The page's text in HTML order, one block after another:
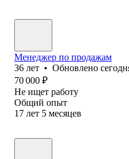
Менеджер по продажам
36 лет • Обновлено
70 000 ₽
Не ищет работу
Общий опыт
17 лет 5 месяцев